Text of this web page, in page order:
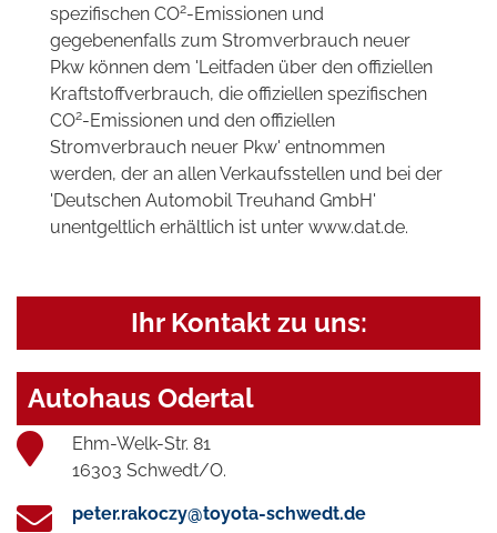
spezifischen CO2-Emissionen und
gegebenenfalls zum Stromverbrauch neuer
Pkw können dem 'Leitfaden über den offiziellen
Kraftstoffverbrauch, die offiziellen spezifischen
CO2-Emissionen und den offiziellen
Stromverbrauch neuer Pkw' entnommen
werden, der an allen Verkaufsstellen und bei der
'Deutschen Automobil Treuhand GmbH'
unentgeltlich erhältlich ist unter www.dat.de.
Ihr Kontakt zu uns:
Autohaus Odertal
Ehm-Welk-Str. 81
16303 Schwedt/O.
peter.rakoczy@toyota-schwedt.de